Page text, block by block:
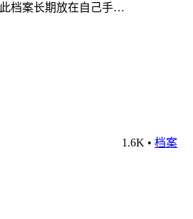
档案长期放在自己手…
1.6K • 档案